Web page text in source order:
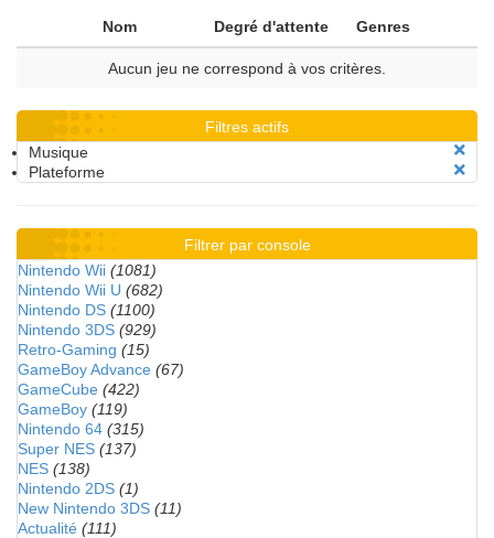
Nom Degré d'attente Genres
Aucun jeu ne correspond à vos critères.
Filtres actifs
Musique
Plateforme
Filtrer par console
Nintendo Wii (1081)
Nintendo Wii U (682)
Nintendo DS (1100)
Nintendo 3DS (929)
Retro-Gaming (15)
GameBoy Advance (67)
GameCube (422)
GameBoy (119)
Nintendo 64 (315)
Super NES (137)
NES (138)
Nintendo 2DS (1)
New Nintendo 3DS (11)
Actualité (111)